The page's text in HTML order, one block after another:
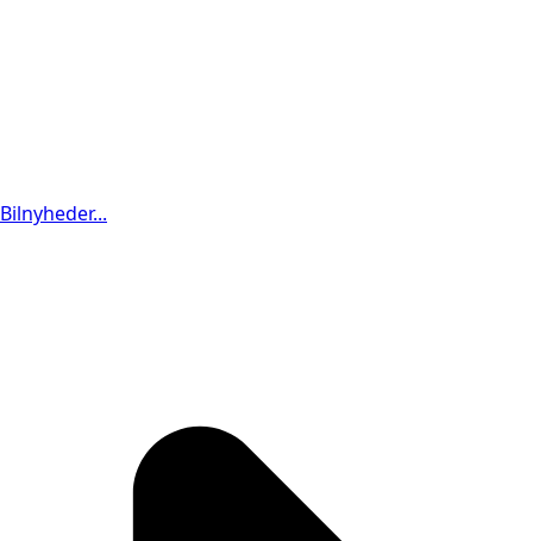
Bilnyheder...